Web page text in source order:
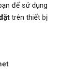
để sử dụng
trên thiết bị